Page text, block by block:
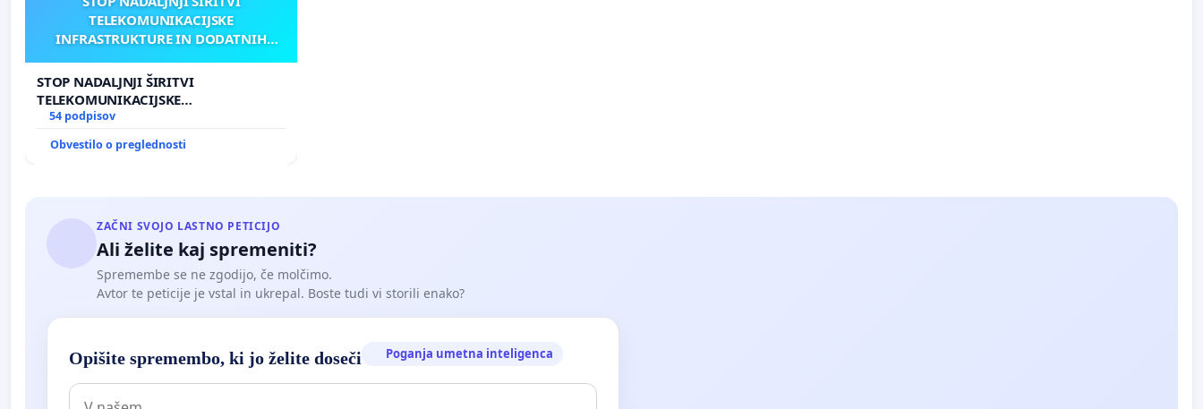
TELEKOMUNIKACIJSKE
INFRASTRUKTURE IN DODATNIH
STOP NADALJNJI ŠIRITVI
TELEKOMUNIKACIJSKE
INFRASTRUKTURE IN DODATNIH
54 podpisov
Obvestilo o preglednosti
ZAČNI SVOJO LASTNO PETICIJO
Ali želite kaj spremeniti?
Spremembe se ne zgodijo, če molčimo.
Avtor te peticije je vstal in ukrepal. Boste tudi vi storili enako?
Opišite spremembo, ki jo želite doseči Poganja umetna inteligenca